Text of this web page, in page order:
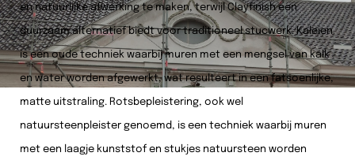
en natuurlijke afwerking te maken, terwijl Clayfinish een
duurzaam alternatief biedt voor traditioneel stucwerk. Kaleien
is een oude techniek waarbij muren met een mengsel van kalk
en water worden afgewerkt, wat resulteert in een fatsoenlijke,
matte uitstraling. Rotsbepleistering, ook wel
natuursteenpleister genoemd, is een techniek waarbij muren
met een laagje kunststof en stukjes natuursteen worden